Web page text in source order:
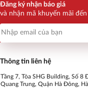
Đăng ký nhận báo giá
và nhận mã khuyến mãi
Thông tin liên hệ
Tầng 7, Tòa SHG Building, Số 8
Quang Trung, Quận Hà Đông,